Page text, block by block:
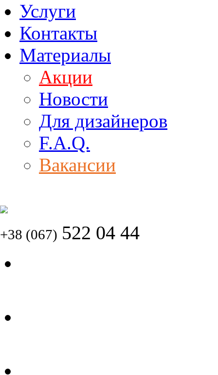
Услуги
Контакты
Материалы
Акции
Новости
Для дизайнеров
F.A.Q.
Вакансии
+38 (067) 522 04 44